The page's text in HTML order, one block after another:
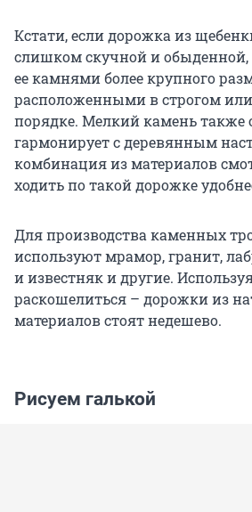
Кстати, если дорожка из
слишком скучной и
ее камнями более крупного
расположенными в строгом
порядке. Мелкий камень также
гармонирует с деревянным
комбинация из материалов
ходить по такой дорожке
Для производства каменных
используют мрамор, гранит,
и известняк и другие.
раскошелиться – дорожки из
материалов стоят недешево.
Рисуем галькой